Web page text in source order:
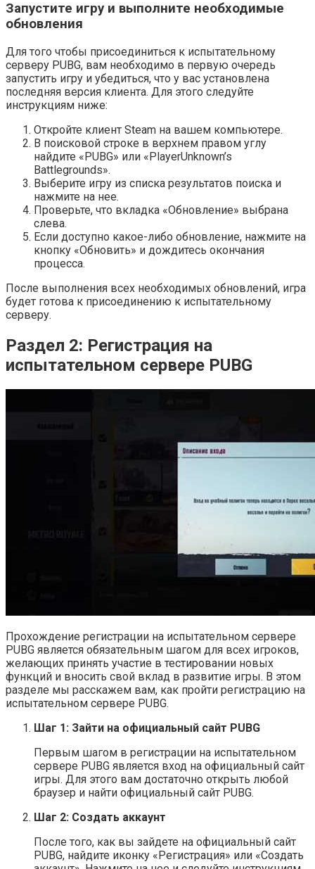
Запустите игру и выполните необходимые
обновления
Для того чтобы присоединиться к испытательному
серверу PUBG, вам необходимо в первую очередь
запустить игру и убедиться, что у вас установлена
последняя версия клиента. Для этого следуйте
инструкциям ниже:
Откройте клиент Steam на вашем компьютере.
В поисковой строке в верхнем правом углу
найдите «PUBG» или «PlayerUnknown’s
Battlegrounds».
Выберите игру из списка результатов поиска и
нажмите на нее.
Проверьте, что вкладка «Обновление» выбрана
слева.
Если доступно какое-либо обновление, нажмите на
кнопку «Обновить» и дождитесь окончания
процесса.
После выполнения всех необходимых обновлений, игра
будет готова к присоединению к испытательному
серверу.
Раздел 2: Регистрация на
испытательном сервере PUBG
Прохождение регистрации на испытательном сервере
PUBG является обязательным шагом для всех игроков,
желающих принять участие в тестировании новых
функций и вносить свой вклад в развитие игры. В этом
разделе мы расскажем вам, как пройти регистрацию на
испытательном сервере PUBG.
Шаг 1: Зайти на официальный сайт PUBG
Первым шагом в регистрации на испытательном
сервере PUBG является вход на официальный сайт
игры. Для этого вам достаточно открыть любой
браузер и найти официальный сайт PUBG.
Шаг 2: Создать аккаунт
После того, как вы зайдете на официальный сайт
PUBG, найдите иконку «Регистрация» или «Создать